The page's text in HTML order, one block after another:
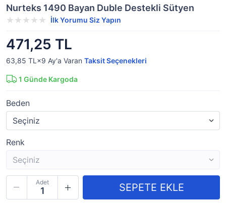
Nurteks 1490 Bayan Duble Destekli Sütyen
İlk Yorumu Siz Yapın
471,25 TL
63,85 TL×9 Ay'a Varan Taksit Seçenekleri
1 Günde Kargoda
Beden
Renk
Adet